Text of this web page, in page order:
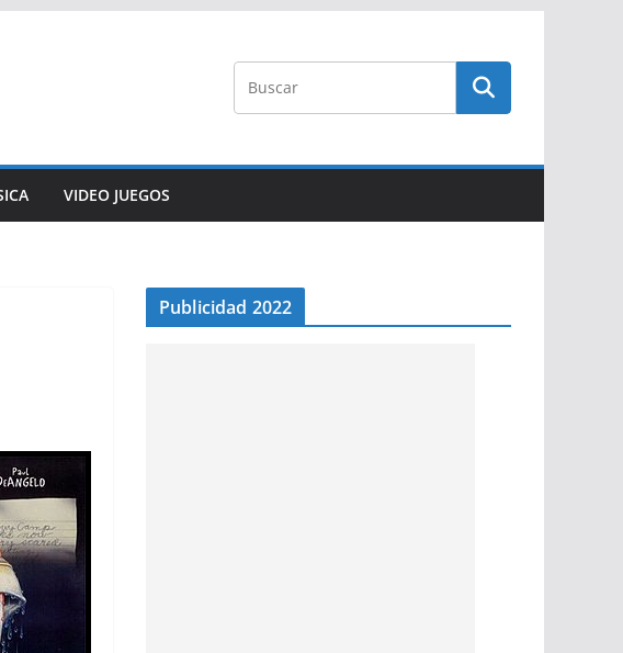
VIDEO JUEGOS
Publicidad 2022